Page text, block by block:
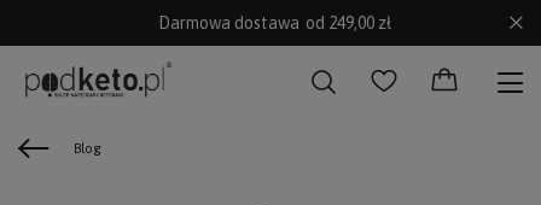
Darmowa dostawa od 249,00 zł
Blog